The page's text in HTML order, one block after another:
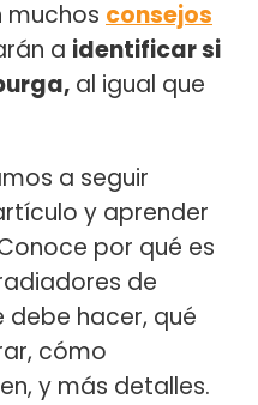
muchos consejos
a identificar si
al igual que
a seguir
y aprender
por qué es
de
hacer, qué
cómo
y más detalles.